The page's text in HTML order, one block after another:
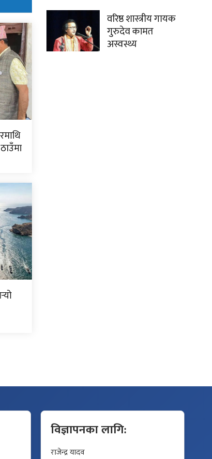
वरिष्ठ शास्त्रीय गायक
गुरुदेव कामत
अस्वस्थ्य
विज्ञापनका लागि:
राजेन्द्र यादव